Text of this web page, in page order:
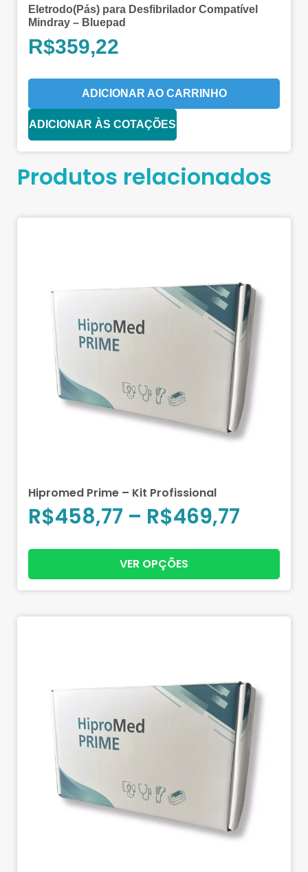
Eletrodo(Pás) para Desfibrilador Compatível
Mindray – Bluepad
R$359,22
ADICIONAR AO CARRINHO
ADICIONAR ÀS COTAÇÕES
Produtos relacionados
Hipromed Prime – Kit Profissional
R$458,77 – R$469,77
VER OPÇÕES